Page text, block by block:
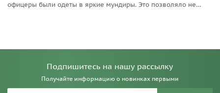
офицеры были одеты в яркие мундиры. Это позволяло не
использование любых складок местности.
Подпишитесь на нашу рассылку
Получайте информацию о новинках первыми